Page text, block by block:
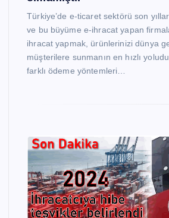
Türkiye’de e-ticaret sektörü son
ve bu büyüme e-ihracat yapan
ihracat yapmak, ürünlerinizi dünya
müşterilere sunmanın en hızlı
farklı ödeme yöntemleri…